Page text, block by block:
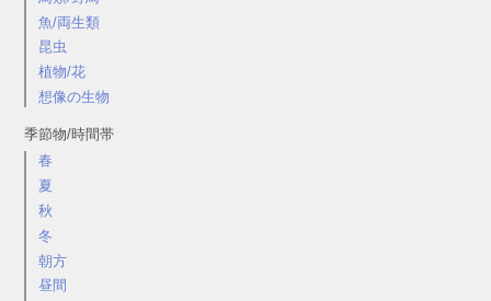
魚/両生類
昆虫
植物/花
想像の生物
季節物/時間帯
春
夏
秋
冬
朝方
昼間